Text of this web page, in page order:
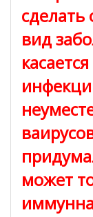
сделать
вид
может